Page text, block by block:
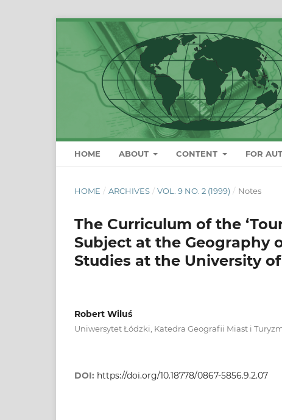
HOME ABOUT CONTENT FOR
HOME / ARCHIVES / VOL. 9 NO. 2 (1999) / Notes
The Curriculum of the
Subject at the Geography
Studies at the University
Robert Wiluś
Uniwersytet Łódzki, Katedra Geografii Miast i
DOI: https://doi.org/10.18778/0867-5856.9.2.07